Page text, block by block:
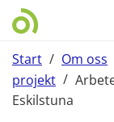
Start / Om oss
projekt /
Eskilstuna